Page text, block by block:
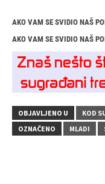
AKO VAM SE SVIDIO NAŠ
AKO VAM SE SVIDIO NAŠ
OBJAVLJENO U KOD
OZNAČENO
MLADI